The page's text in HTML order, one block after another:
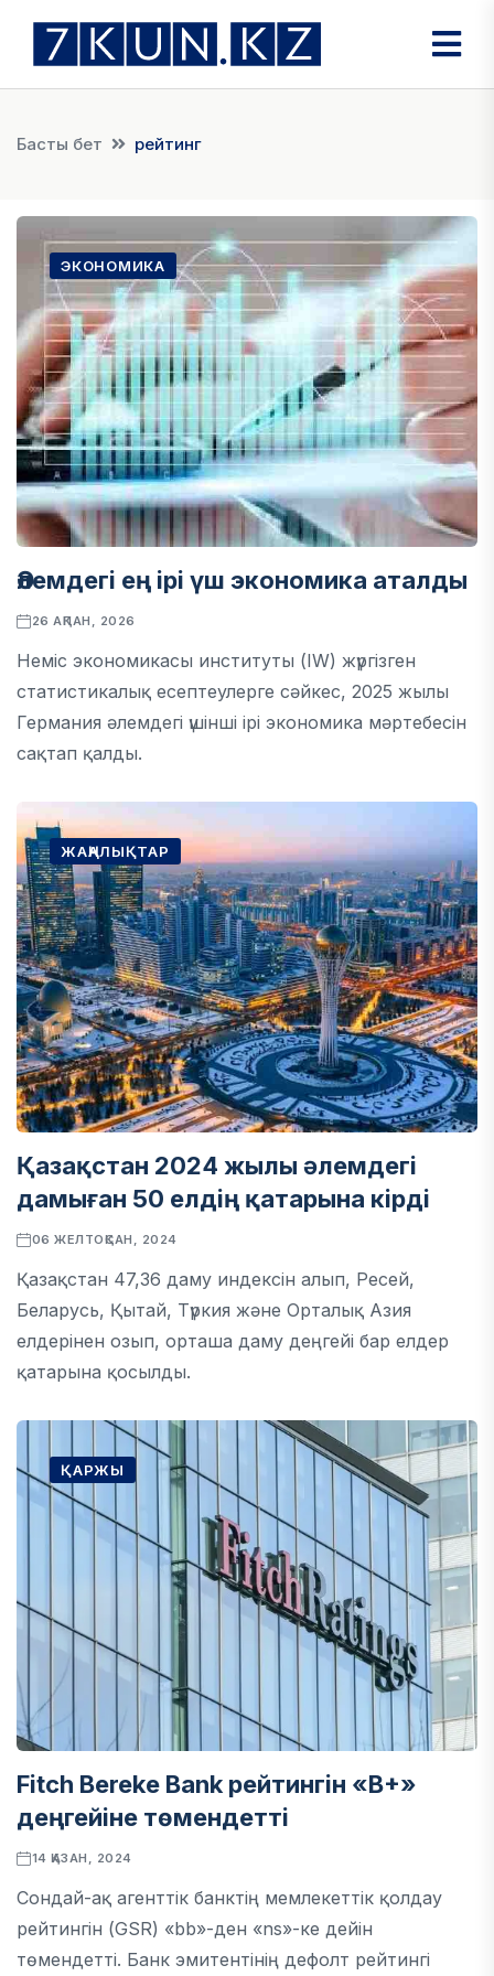
Басты бет рейтинг
ЭКОНОМИКА
Әлемдегі ең ірі үш экономика аталды
26 АҚПАН, 2026
Неміс экономикасы институты (IW) жүргізген
статистикалық есептеулерге сәйкес, 2025 жылы
Германия әлемдегі үшінші ірі экономика мәртебесін
сақтап қалды.
ЖАҢАЛЫҚТАР
Қазақстан 2024 жылы әлемдегі
дамыған 50 елдің қатарына кірді
06 ЖЕЛТОҚСАН, 2024
Қазақстан 47,36 даму индексін алып, Ресей,
Беларусь, Қытай, Түркия және Орталық Азия
елдерінен озып, орташа даму деңгейі бар елдер
қатарына қосылды.
ҚАРЖЫ
Fitch Bereke Bank рейтингін «B+»
деңгейіне төмендетті
14 ҚАЗАН, 2024
Сондай-ақ агенттік банктің мемлекеттік қолдау
рейтингін (GSR) «bb»-ден «ns»-ке дейін
төмендетті. Банк эмитентінің дефолт рейтингі